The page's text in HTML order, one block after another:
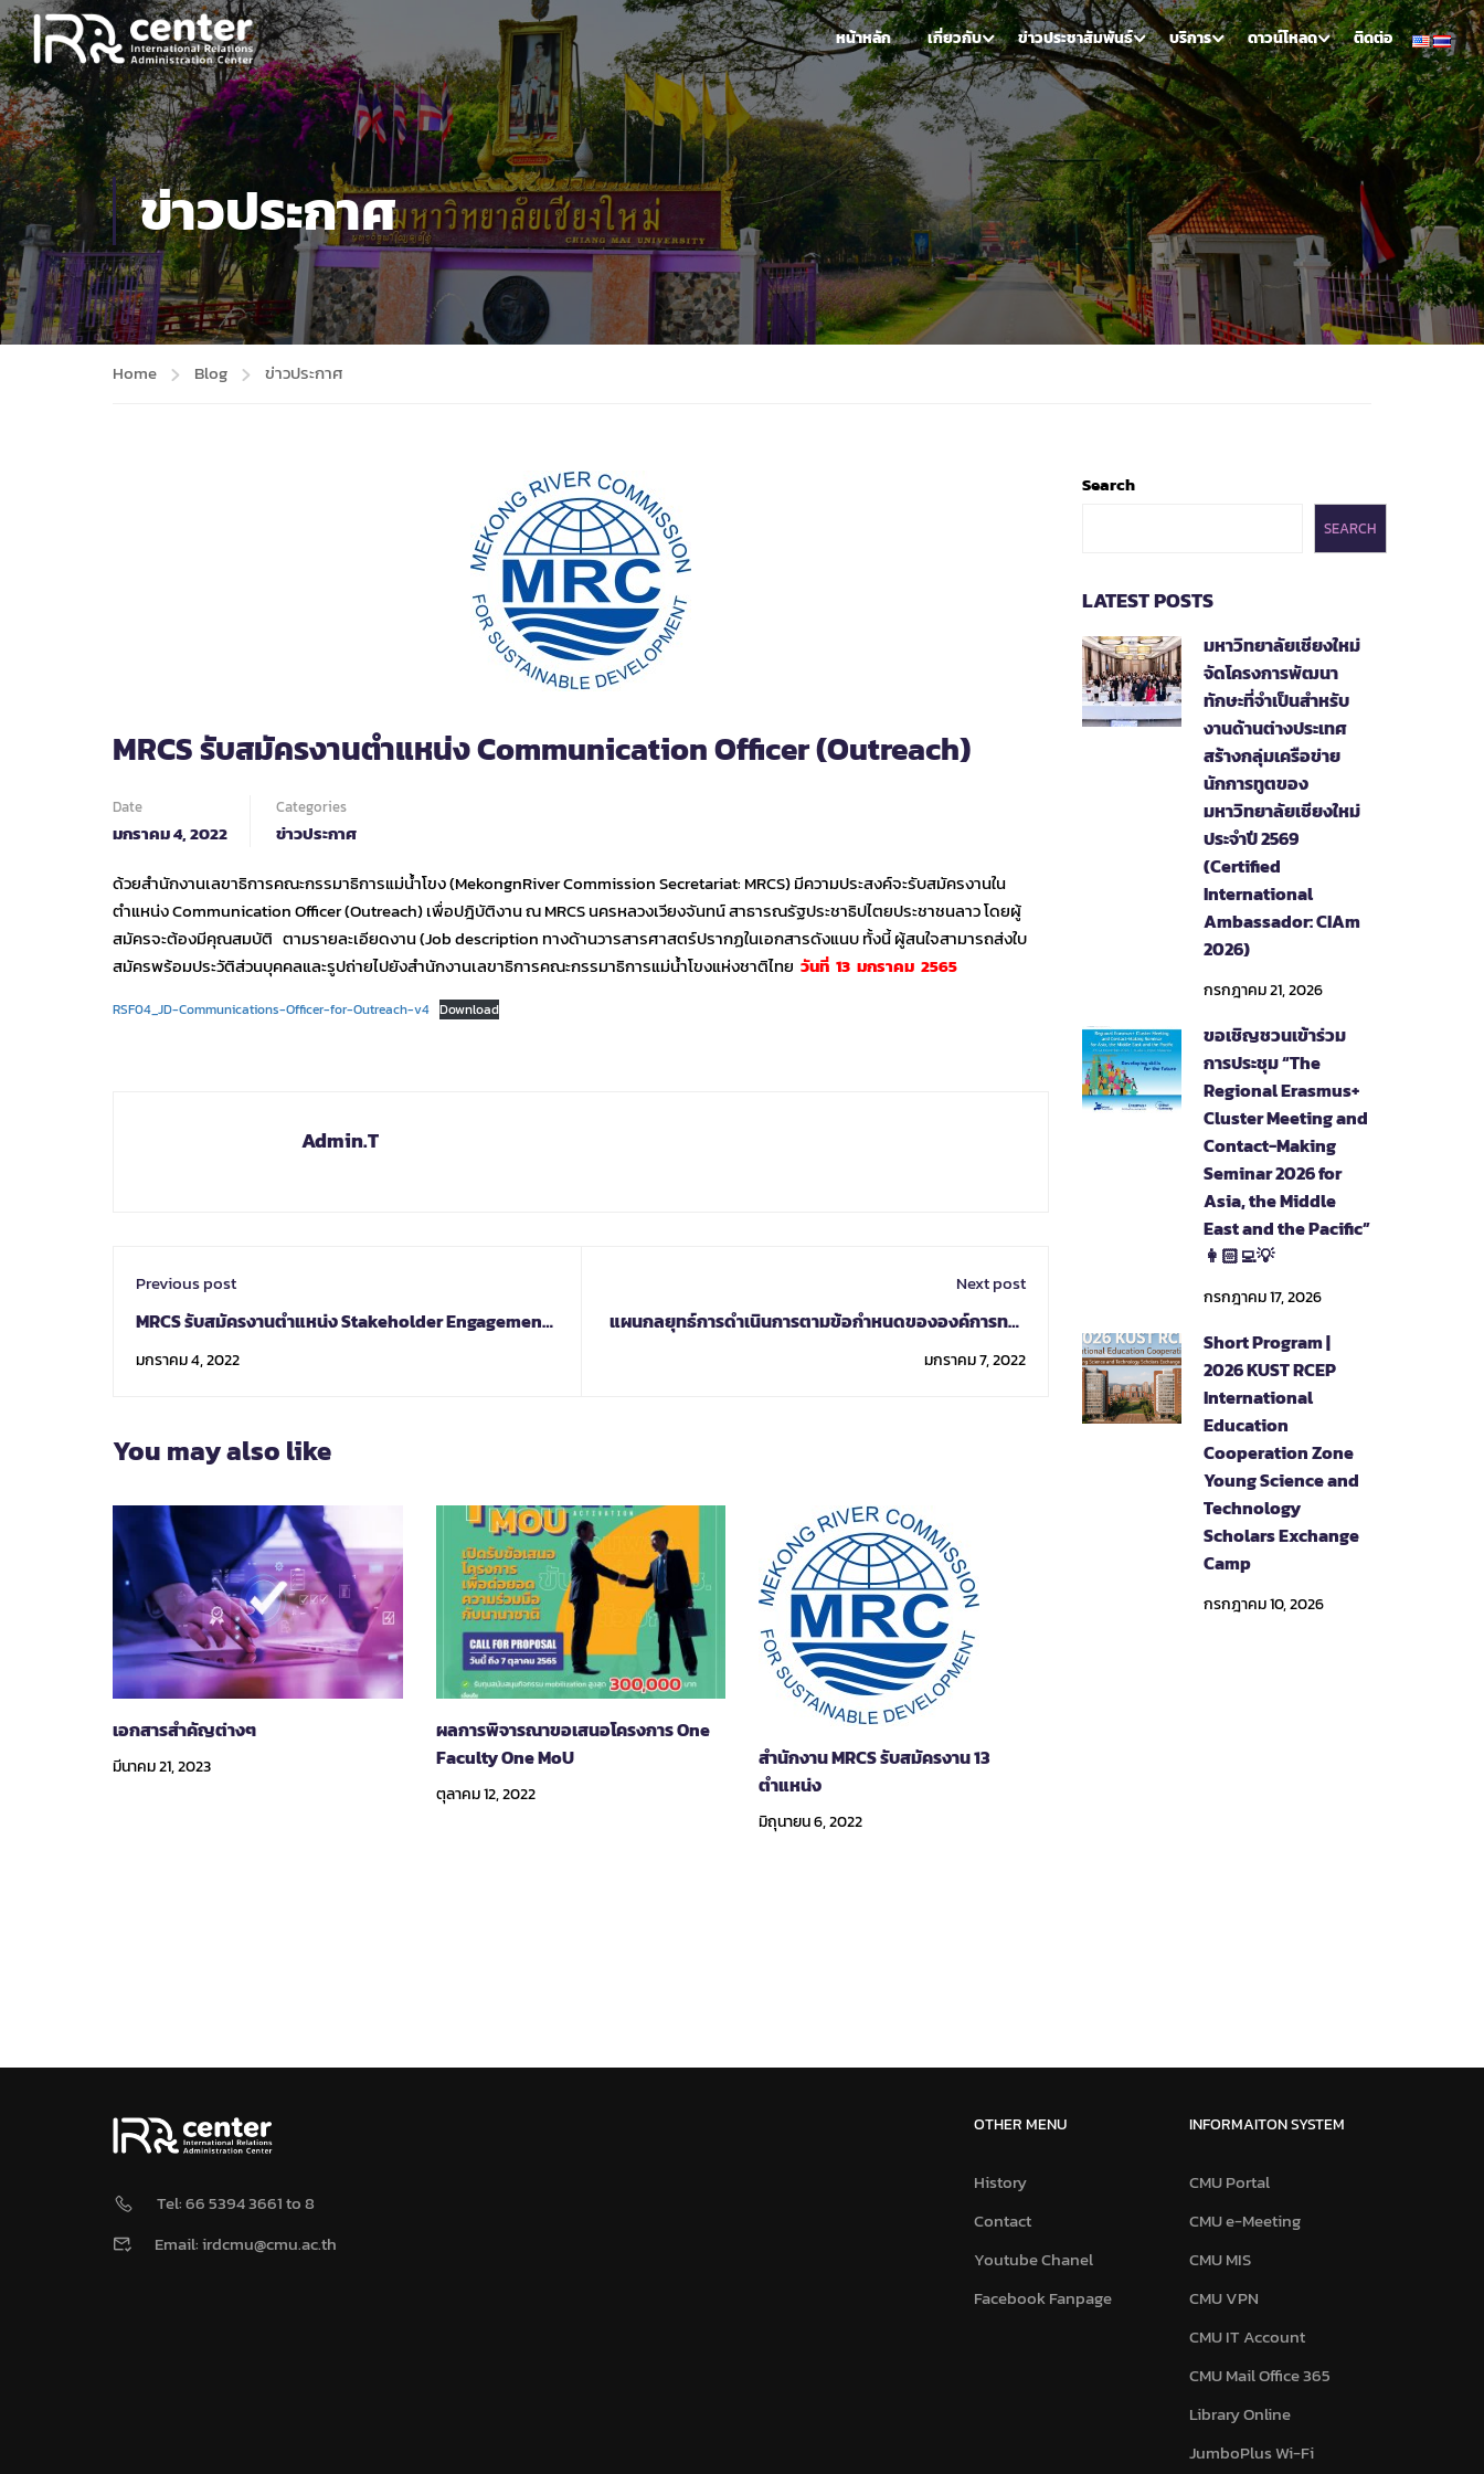
หน้าหลัก เกี่ยวกับ ข่าวประชาสัมพันธ์ บริการ ดาวน์โหลด ติดต่อ
ข่าวประกาศ
Home Blog ข่าวประกาศ
MRCS รับสมัครงานตำแหน่ง Communication Officer (Outreach)
Date
มกราคม 4, 2022
Categories
ข่าวประกาศ
ด้วยสำนักงานเลขาธิการคณะกรรมาธิการแม่น้ำโขง (MekongnRiver Commission Secretariat: MRCS) มีความประสงค์จะรับสมัครงานใน
ตำแหน่ง Communication Officer (Outreach) เพื่อปฎิบัติงาน ณ MRCS นครหลวงเวียงจันทน์ สาธารณรัฐประชาธิปไตยประชาชนลาว โดยผู้
สมัครจะต้องมีคุณสมบัติ ตามรายละเอียดงาน (Job description ทางด้านวารสารศาสตร์ปรากฏในเอกสารดังแนบ ทั้งนี้ ผู้สนใจสามารถส่งใบ
สมัครพร้อมประวัติส่วนบุคคลและรูปถ่ายไปยังสำนักงานเลขาธิการคณะกรรมาธิการแม่น้ำโขงแห่งชาติไทย วันที่ 13 มกราคม 2565
RSF04_JD-Communications-Officer-for-Outreach-v4 Download
Admin.T
Previous post
MRCS รับสมัครงานตำแหน่ง Stakeholder Engagement
Specialist
มกราคม 4, 2022
Next post
แผนกลยุทธ์การดำเนินการตามข้อกำหนดขององค์การทาง
ทะเลระหว่างประเทศ
มกราคม 7, 2022
You may also like
เอกสารสำคัญต่างๆ
มีนาคม 21, 2023
ผลการพิจารณาขอเสนอโครงการ One
Faculty One MoU
ตุลาคม 12, 2022
สำนักงาน MRCS รับสมัครงาน 13
ตำแหน่ง
มิถุนายน 6, 2022
Search
SEARCH
LATEST POSTS
มหาวิทยาลัยเชียงใหม่
จัดโครงการพัฒนา
ทักษะที่จำเป็นสำหรับ
งานด้านต่างประเทศ
สร้างกลุ่มเครือข่าย
นักการทูตของ
มหาวิทยาลัยเชียงใหม่
ประจำปี 2569
(Certified
International
Ambassador: CIAm
2026)
กรกฎาคม 21, 2026
ขอเชิญชวนเข้าร่วม
การประชุม “The
Regional Erasmus+
Cluster Meeting and
Contact-Making
Seminar 2026 for
Asia, the Middle
East and the Pacific”
👩🏻‍💻💡
กรกฎาคม 17, 2026
Short Program |
2026 KUST RCEP
International
Education
Cooperation Zone
Young Science and
Technology
Scholars Exchange
Camp
กรกฎาคม 10, 2026
Tel: 66 5394 3661 to 8
Email: irdcmu@cmu.ac.th
OTHER MENU
History
Contact
Youtube Chanel
Facebook Fanpage
INFORMAITON SYSTEM
CMU Portal
CMU e-Meeting
CMU MIS
CMU VPN
CMU IT Account
CMU Mail Office 365
Library Online
JumboPlus Wi-Fi